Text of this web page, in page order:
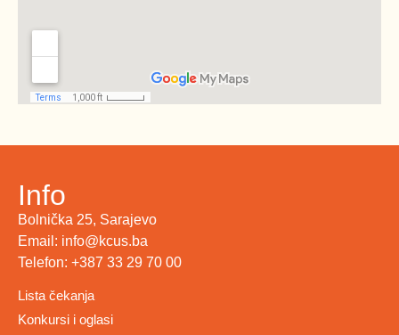
Info
Bolnička 25, Sarajevo
Email: info@kcus.ba
Telefon: +387 33 29 70 00
Lista čekanja
Konkursi i oglasi